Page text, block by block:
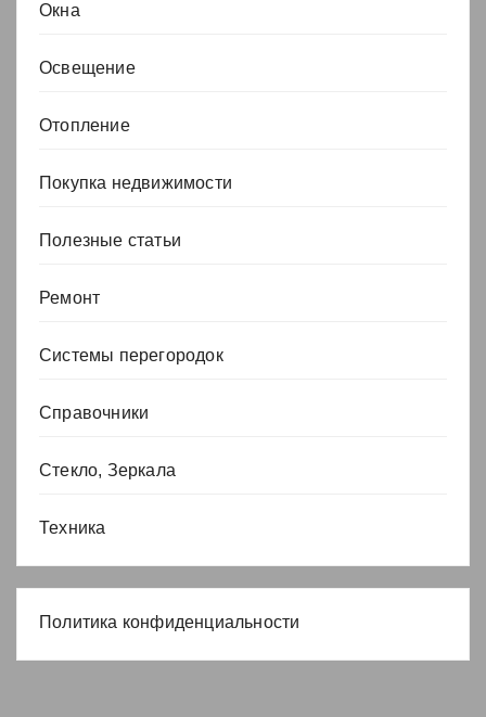
Окна
Освещение
Отопление
Покупка недвижимости
Полезные статьи
Ремонт
Системы перегородок
Справочники
Стекло, Зеркала
Техника
Политика конфиденциальности